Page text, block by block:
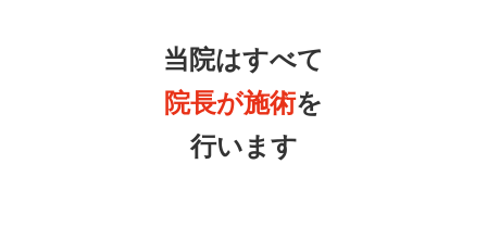
当院はすべて
院長が施術を
行います